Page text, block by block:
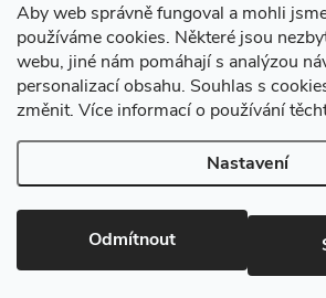
Aby web správně fungoval a mohli
používáme cookies. Některé jsou
webu, jiné nám pomáhají s analýzou
personalizací obsahu. Souhlas s
změnit. Více informací o používání
Nastavení
Odmítnout
Zajímavosti ze světa vůní
Copyright 2026arabskeparfemy.com. Všechna
nastavení cookies